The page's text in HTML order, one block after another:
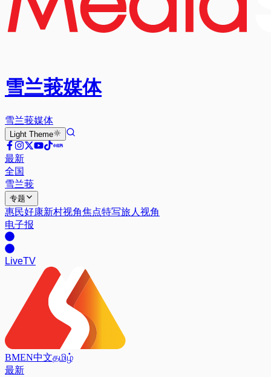
雪兰莪媒体
雪兰莪媒体
Light Theme
最新
全国
雪兰莪
专题
惠民好康新村视角焦点特写旅人视角
电子报
LiveTV
BMEN中文தமிழ்
最新